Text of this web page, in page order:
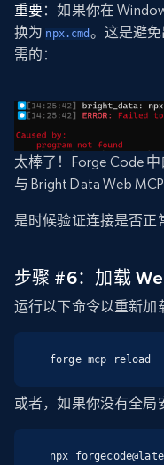
重要：如果你在
换为 npx.cmd 。这是避
需的：
太棒了！Forge Code
与 Bright Data Web
是时候验证连接是否正
步骤 #6：加载
运行以下命令以重新加
forge mcp reload
或者，如果你没有全局
npx